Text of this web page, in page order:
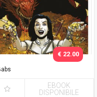
€ 22.00
EBOOK
DISPONIBILE